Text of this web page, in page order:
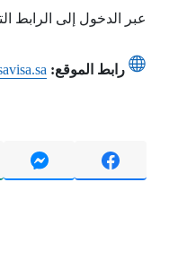
عبر الدخول إلى الرابط
رابط الموقع: